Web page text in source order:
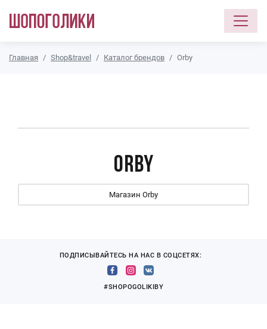
Главная Shop&travel Каталог брендов Orby
Orby
Магазин Orby
ПОДПИСЫВАЙТЕСЬ НА НАС В СОЦСЕТЯХ:
#SHOPOGOLIKIBY